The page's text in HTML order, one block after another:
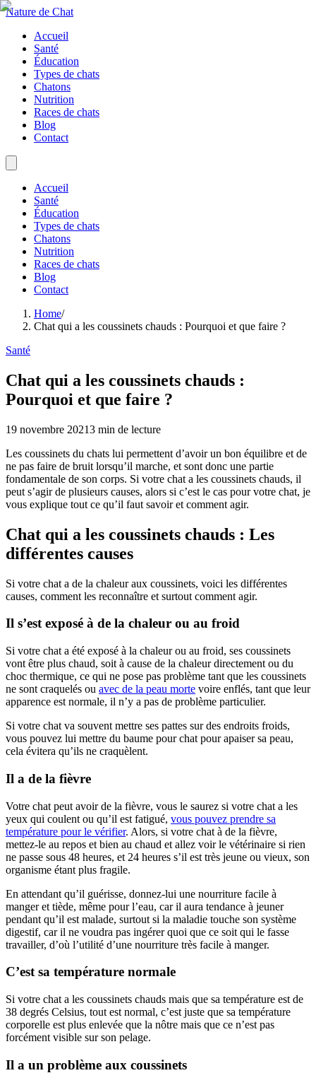
Nature de Chat
Accueil
Santé
Éducation
Types de chats
Chatons
Nutrition
Races de chats
Blog
Contact
Accueil
Santé
Éducation
Types de chats
Chatons
Nutrition
Races de chats
Blog
Contact
Home/
Chat qui a les coussinets chauds : Pourquoi et que faire ?
Santé
Chat qui a les coussinets chauds :
Pourquoi et que faire ?
19 novembre 20213 min de lecture
Les coussinets du chats lui permettent d’avoir un bon équilibre et de
ne pas faire de bruit lorsqu’il marche, et sont donc une partie
fondamentale de son corps. Si votre chat a les coussinets chauds, il
peut s’agir de plusieurs causes, alors si c’est le cas pour votre chat, je
vous explique tout ce qu’il faut savoir et comment agir.
Chat qui a les coussinets chauds : Les
différentes causes
Si votre chat a de la chaleur aux coussinets, voici les différentes
causes, comment les reconnaître et surtout comment agir.
Il s’est exposé à de la chaleur ou au froid
Si votre chat a été exposé à la chaleur ou au froid, ses coussinets
vont être plus chaud, soit à cause de la chaleur directement ou du
choc thermique, ce qui ne pose pas problème tant que les coussinets
ne sont craquelés ou avec de la peau morte voire enflés, tant que leur
apparence est normale, il n’y a pas de problème particulier.
Si votre chat va souvent mettre ses pattes sur des endroits froids,
vous pouvez lui mettre du baume pour chat pour apaiser sa peau,
cela évitera qu’ils ne craquèlent.
Il a de la fièvre
Votre chat peut avoir de la fièvre, vous le saurez si votre chat a les
yeux qui coulent ou qu’il est fatigué, vous pouvez prendre sa
température pour le vérifier. Alors, si votre chat à de la fièvre,
mettez-le au repos et bien au chaud et allez voir le vétérinaire si rien
ne passe sous 48 heures, et 24 heures s’il est très jeune ou vieux, son
organisme étant plus fragile.
En attendant qu’il guérisse, donnez-lui une nourriture facile à
manger et tiède, même pour l’eau, car il aura tendance à jeuner
pendant qu’il est malade, surtout si la maladie touche son système
digestif, car il ne voudra pas ingérer quoi que ce soit qui le fasse
travailler, d’où l’utilité d’une nourriture très facile à manger.
C’est sa température normale
Si votre chat a les coussinets chauds mais que sa température est de
38 degrés Celsius, tout est normal, c’est juste que sa température
corporelle est plus enlevée que la nôtre mais que ce n’est pas
forcément visible sur son pelage.
Il a un problème aux coussinets